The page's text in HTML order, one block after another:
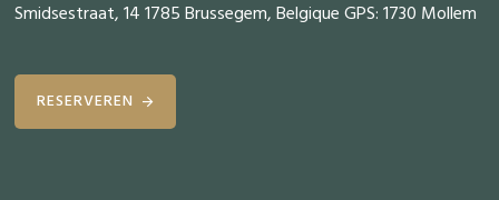
Smidsestraat, 14 1785 Brussegem, Belgique GPS: 1730 Mollem
RESERVEREN